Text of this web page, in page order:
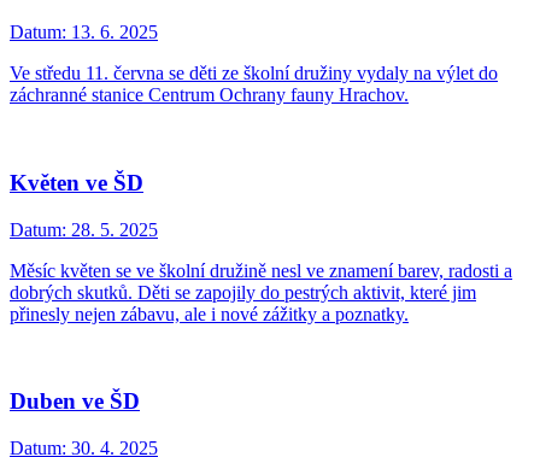
Datum: 13. 6. 2025
Ve středu 11. června se děti ze školní družiny vydaly na výlet do
záchranné stanice Centrum Ochrany fauny Hrachov.
Květen ve ŠD
Datum: 28. 5. 2025
Měsíc květen se ve školní družině nesl ve znamení barev, radosti a
dobrých skutků. Děti se zapojily do pestrých aktivit, které jim
přinesly nejen zábavu, ale i nové zážitky a poznatky.
Duben ve ŠD
Datum: 30. 4. 2025